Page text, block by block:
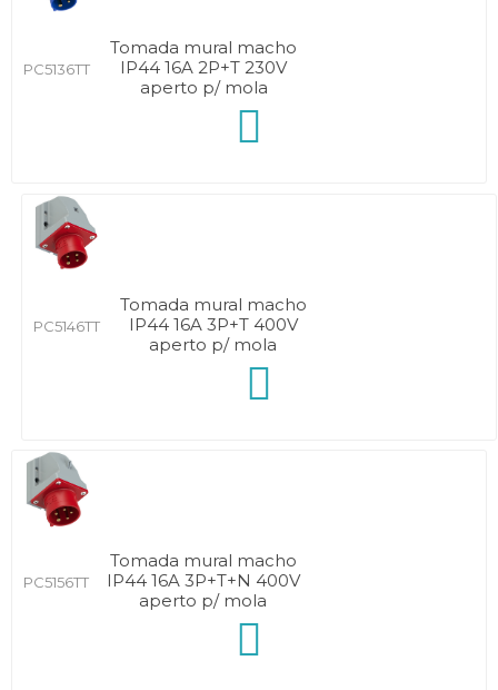
PC5136TT
Tomada mural macho
IP44 16A 2P+T 230V
aperto p/ mola
PC5146TT
Tomada mural macho
IP44 16A 3P+T 400V
aperto p/ mola
PC5156TT
Tomada mural macho
IP44 16A 3P+T+N 400V
aperto p/ mola